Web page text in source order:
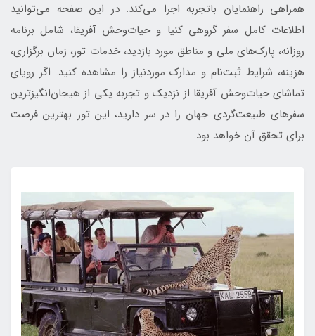
همراهی راهنمایان باتجربه اجرا می‌کند. در این صفحه می‌توانید
اطلاعات کامل سفر گروهی کنیا و حیات‌وحش آفریقا، شامل برنامه
روزانه، پارک‌های ملی و مناطق مورد بازدید، خدمات تور، زمان برگزاری،
هزینه، شرایط ثبت‌نام و مدارک موردنیاز را مشاهده کنید. اگر رویای
تماشای حیات‌وحش آفریقا از نزدیک و تجربه یکی از هیجان‌انگیزترین
سفرهای طبیعت‌گردی جهان را در سر دارید، این تور بهترین فرصت
برای تحقق آن خواهد بود.